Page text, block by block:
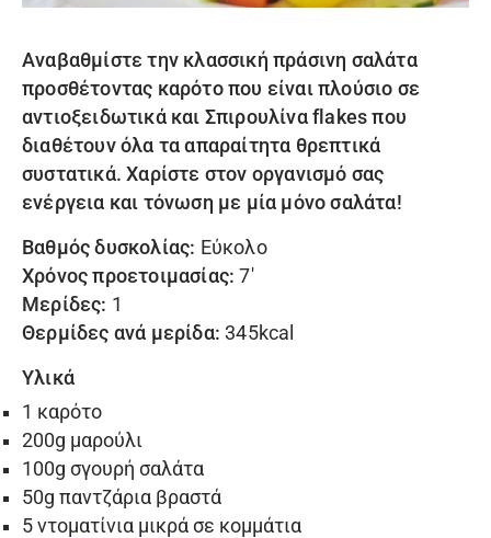
Αναβαθμίστε την κλασσική πράσινη σαλάτα
προσθέτοντας καρότο που είναι πλούσιο σε
αντιοξειδωτικά και Σπιρουλίνα flakes που
διαθέτουν όλα τα απαραίτητα θρεπτικά
συστατικά. Χαρίστε στον οργανισμό σας
ενέργεια και τόνωση με μία μόνο σαλάτα!
Βαθμός δυσκολίας: Εύκολο
Χρόνος προετοιμασίας: 7′
Μερίδες: 1
Θερμίδες ανά μερίδα: 345kcal
Υλικά
1 καρότο
200g μαρούλι
100g σγουρή σαλάτα
50g παντζάρια βραστά
5 ντοματίνια μικρά σε κομμάτια